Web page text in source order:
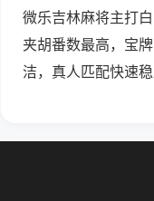
微乐吉林麻将主打
夹胡番数最高，宝
洁，真人匹配快速